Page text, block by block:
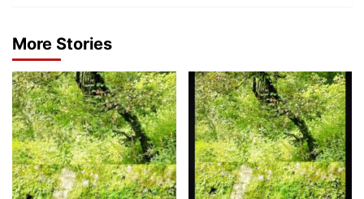
More Stories